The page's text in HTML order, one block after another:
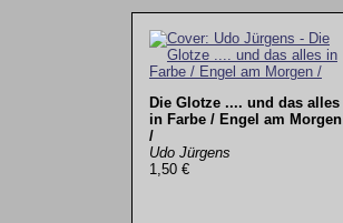
Die Glotze .... und das alles
in Farbe / Engel am Morgen
/
Udo Jürgens
1,50 €